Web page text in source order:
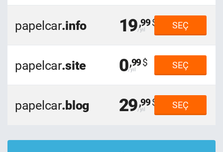
papelcar.info 19,99 SEÇ
papelcar.site 0,99 SEÇ
papelcar.blog 29,99 SEÇ